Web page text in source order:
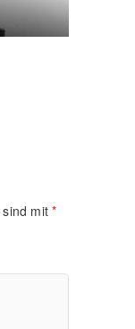
sind mit*